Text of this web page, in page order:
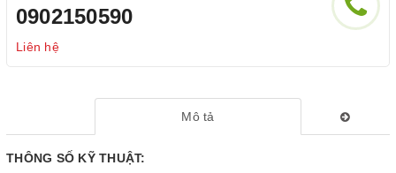
0902150590
Liên hệ
Mô tả
THÔNG SỐ KỸ THUẬT: